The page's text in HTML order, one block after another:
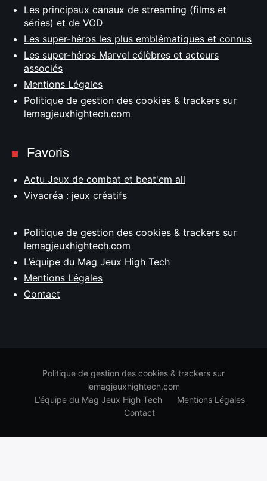
Les principaux canaux de streaming (films et
séries) et de VOD
Les super-héros les plus emblématiques et connus
Les super-héros Marvel célèbres et acteurs
associés
Mentions Légales
Politique de gestion des cookies & trackers sur
lemagjeuxhightech.com
Favoris
Actu Jeux de combat et beat'em all
Vivacréa : jeux créatifs
Politique de gestion des cookies & trackers sur
lemagjeuxhightech.com
L’équipe du Mag Jeux High Tech
Mentions Légales
Contact
Politique de gestion des cookies & trackers sur
lemagjeuxhightech.com
L’équipe du Mag Jeux High Tech
Mentions Légales
Contact